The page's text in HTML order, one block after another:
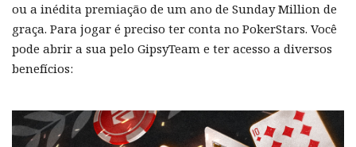
ou a inédita premiação de um ano de Sunday Million de
graça. Para jogar é preciso ter conta no PokerStars. Você
pode abrir a sua pelo GipsyTeam e ter acesso a diversos
benefícios: